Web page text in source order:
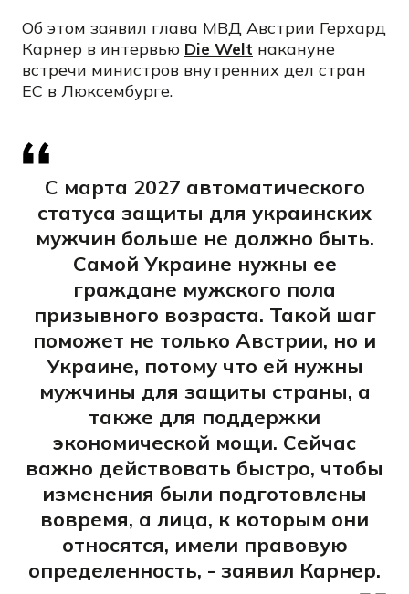
Об этом заявил глава МВД Австрии Герхард
Карнер в интервью Die Welt накануне
встречи министров внутренних дел стран
ЕС в Люксембурге.
С марта 2027 автоматического
статуса защиты для украинских
мужчин больше не должно быть.
Самой Украине нужны ее
граждане мужского пола
призывного возраста. Такой шаг
поможет не только Австрии, но и
Украине, потому что ей нужны
мужчины для защиты страны, а
также для поддержки
экономической мощи. Сейчас
важно действовать быстро, чтобы
изменения были подготовлены
вовремя, а лица, к которым они
относятся, имели правовую
определенность, - заявил Карнер.